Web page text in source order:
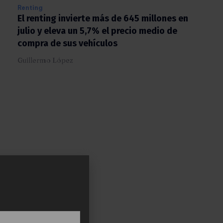
Renting
El renting invierte más de 645 millones en
julio y eleva un 5,7% el precio medio de
compra de sus vehículos
Guillermo López